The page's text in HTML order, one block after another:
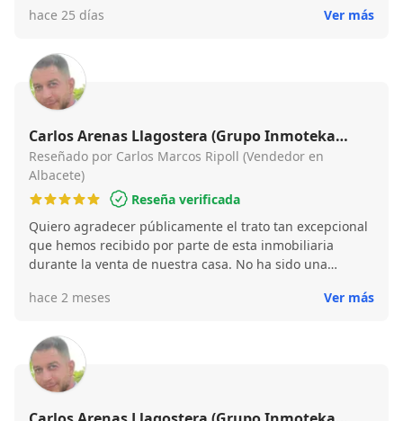
hace 25 días
Ver más
Carlos Arenas Llagostera (Grupo Inmoteka
Inmobiliaria)
Reseñado por Carlos Marcos Ripoll (Vendedor en
Albacete)
Reseña verificada
Quiero agradecer públicamente el trato tan excepcional
que hemos recibido por parte de esta inmobiliaria
durante la venta de nuestra casa. No ha sido una
y, sinceramente, creo que sin la implicación, la paciencia
más difícil. Además de demostrar una gran
profesionalidad en todo momento, ha sabido
acompañarnos con una empatía, una calma y una
calidad humana que hoy en día cuesta muchísimo
encontrar. Nunca se limitó únicamente a “hacer su
hace 2 meses Ver más